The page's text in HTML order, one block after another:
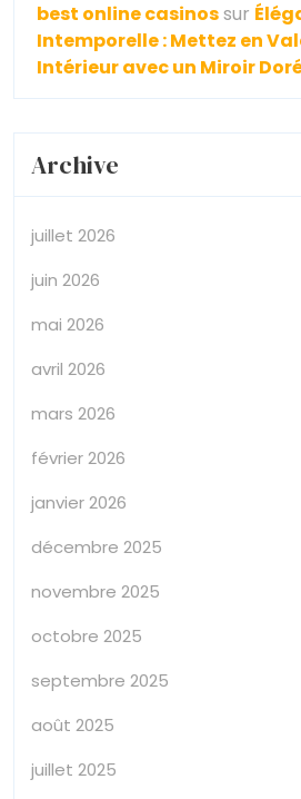
best online casinossur
Intemporelle : Mettez en
Intérieur avec un Miroir
Archive
juillet 2026
juin 2026
mai 2026
avril 2026
mars 2026
février 2026
janvier 2026
décembre 2025
novembre 2025
octobre 2025
septembre 2025
août 2025
juillet 2025